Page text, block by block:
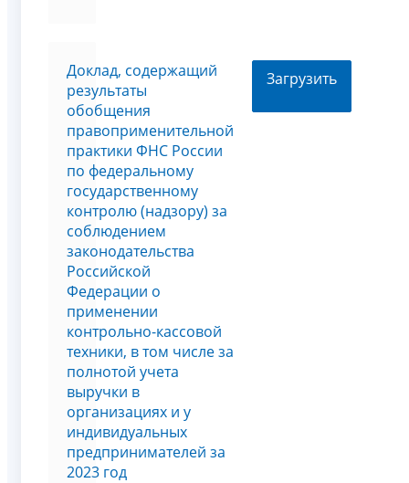
Доклад, содержащий
результаты
обобщения
правоприменительной
практики ФНС России
по федеральному
государственному
контролю (надзору) за
соблюдением
законодательства
Российской
Федерации о
применении
контрольно-кассовой
техники, в том числе за
полнотой учета
выручки в
организациях и у
индивидуальных
предпринимателей за
2023 год
Загрузить